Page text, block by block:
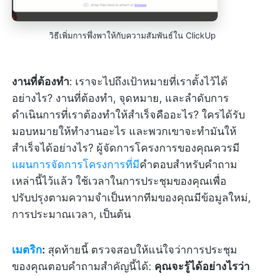
วิธีเพิ่มการพึ่งพาให้กับความสัมพันธ์ใน ClickUp
งานที่ต้องทำ: เราจะไปถึงเป้าหมายที่เราตั้งไว้ได้
อย่างไร? งานที่ต้องทำ, จุดหมาย, และลำดับการ
ดำเนินการที่เราต้องทำให้สำเร็จคืออะไร? ใครได้รับ
มอบหมายให้ทำงานอะไร และพวกเขาจะทำมันให้
สำเร็จได้อย่างไร? ผู้จัดการโครงการของคุณควรมี
แผนการจัดการโครงการที่มีคำตอบสำหรับคำถาม
เหล่านี้ไว้แล้ว ใช้เวลาในการประชุมของคุณเพื่อ
ปรับปรุงตามความจำเป็นหากทีมของคุณมีข้อมูลใหม่,
การประมาณเวลา, เป็นต้น
เมตริก: สุดท้ายนี้ ตรวจสอบให้แน่ใจว่าการประชุม
ของคุณตอบคำถามสำคัญนี้ได้: คุณจะรู้ได้อย่างไรว่า